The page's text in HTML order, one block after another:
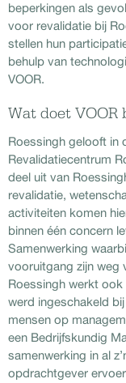
beperkingen als
voor revalidatie bij
stellen hun
behulp van
VOOR.
Wat doet VOOR
Roessingh gelooft in
Revalidatiecentrum
deel uit van
revalidatie,
activiteiten komen
binnen één concern
Samenwerking
vooruitgang zijn weg
Roessingh werkt ook
werd ingeschakeld
mensen op
een Bedrijfskundig
samenwerking in al
opdrachtgever ervoer